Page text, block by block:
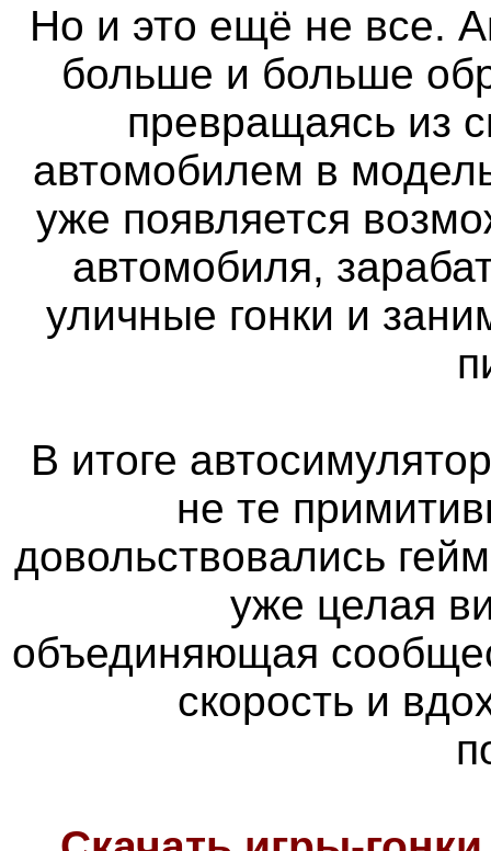
Но и это ещё не все.
больше и больше
превращаясь из
автомобилем в
уже появляется
автомобиля,
уличные гонки и
В итоге
не те
довольствовались
уже целая
объединяющая
скорость и